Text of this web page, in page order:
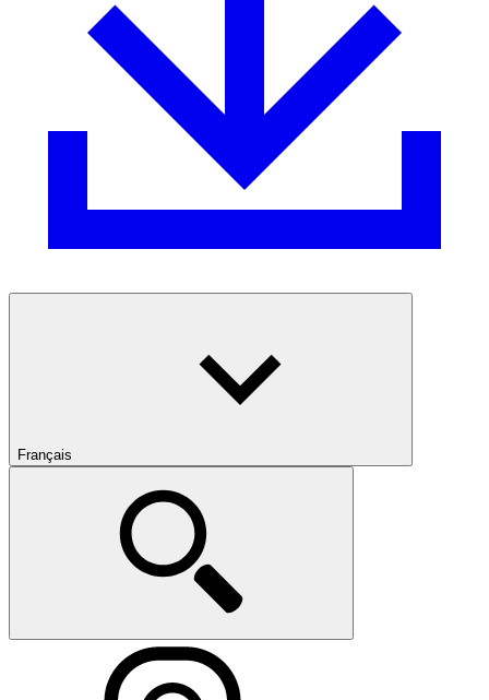
Français